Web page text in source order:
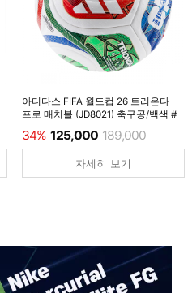
아디다스 FIFA 월드컵 26 트리온다
프로 매치볼 (JD8021) 축구공/백색 #
34% 125,000 189,000
자세히 보기